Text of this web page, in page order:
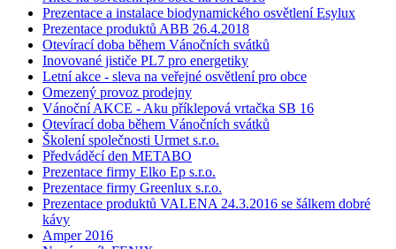
Prezentace a instalace biodynamického osvětlení Esylux
Prezentace produktů ABB 26.4.2018
Otevírací doba během Vánočních svátků
Inovované jističe PL7 pro energetiky
Letní akce - sleva na veřejné osvětlení pro obce
Omezený provoz prodejny
Vánoční AKCE - Aku příklepová vrtačka SB 16
Otevírací doba během Vánočních svátků
Školení společnosti Urmet s.r.o.
Předváděcí den METABO
Prezentace firmy Elko Ep s.r.o.
Prezentace firmy Greenlux s.r.o.
Prezentace produktů VALENA 24.3.2016 se šálkem dobré
kávy
Amper 2016